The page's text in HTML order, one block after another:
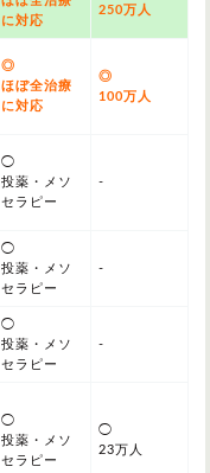
に対応
250万人
◎
ほぼ全治療
に対応
◎
100万人
◯
投薬・メソ
セラピー
-
◯
投薬・メソ
セラピー
-
◯
投薬・メソ
セラピー
-
◯
投薬・メソ
セラピー
◯
23万人